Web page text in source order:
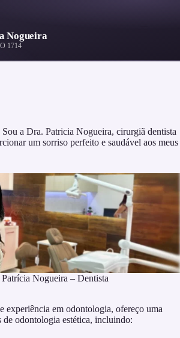
Nogueira
1714
a Dra. Patricia Nogueira, cirurgiã dentista
um sorriso perfeito e saudável aos meus
Nogueira – Dentista
experiência em odontologia, ofereço uma
de odontologia estética, incluindo: